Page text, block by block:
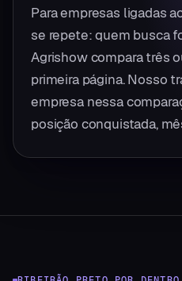
Para empresas ligadas
se repete: quem busca
Agrishow compara três
primeira página. Nosso
empresa nessa
posição conquistada,